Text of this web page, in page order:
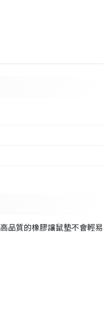
品質的橡膠讓鼠墊不會輕易